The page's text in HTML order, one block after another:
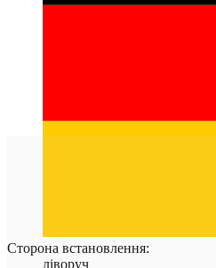
Сторона встановлення:
ліворуч